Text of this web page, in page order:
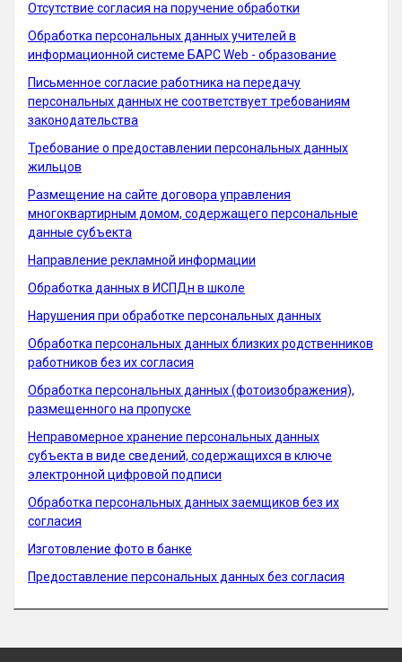
Отсутствие согласия на поручение обработки
Обработка персональных данных учителей в
информационной системе БАРС Web - образование
Письменное согласие работника на передачу
персональных данных не соответствует требованиям
законодательства
Требование о предоставлении персональных данных
жильцов
Размещение на сайте договора управления
многоквартирным домом, содержащего персональные
данные субъекта
Направление рекламной информации
Обработка данных в ИСПДн в школе
Нарушения при обработке персональных данных
Обработка персональных данных близких родственников
работников без их согласия
Обработка персональных данных (фотоизображения),
размещенного на пропуске
Неправомерное хранение персональных данных
субъекта в виде сведений, содержащихся в ключе
электронной цифровой подписи
Обработка персональных данных заемщиков без их
согласия
Изготовление фото в банке
Предоставление персональных данных без согласия